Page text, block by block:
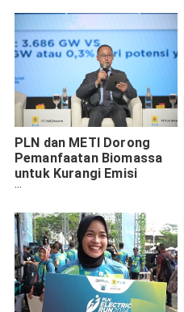
PLN dan METI Dorong
Pemanfaatan Biomassa
untuk Kurangi Emisi
Karbon